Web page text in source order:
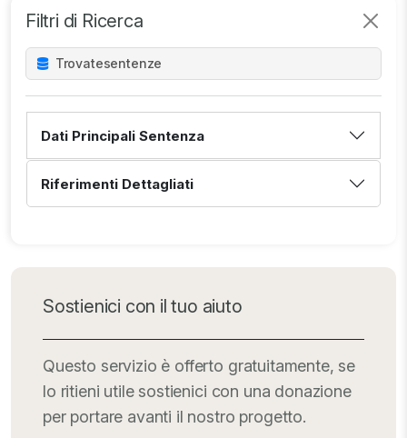
Filtri di Ricerca
Trovatesentenze
Dati Principali Sentenza
Riferimenti Dettagliati
Sostienici con il tuo aiuto
Questo servizio è offerto gratuitamente, se
lo ritieni utile sostienici con una donazione
per portare avanti il nostro progetto.